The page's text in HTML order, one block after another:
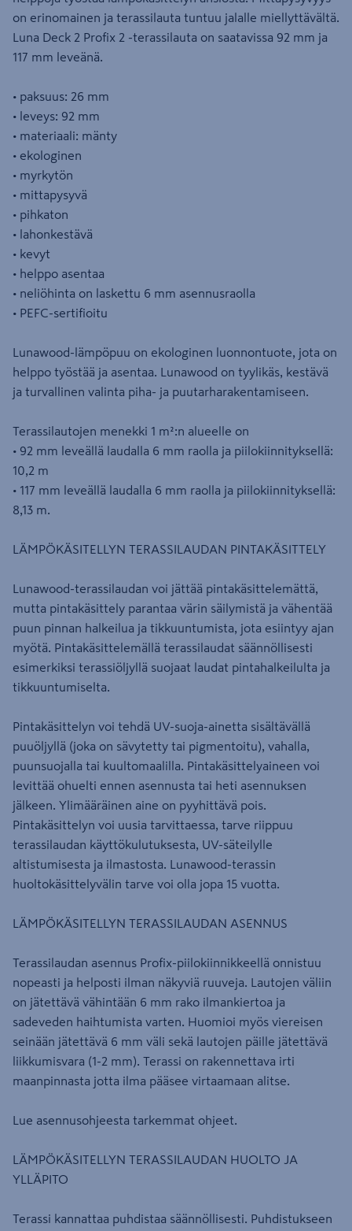
on erinomainen ja terassilauta tuntuu jalalle miellyttävältä.
Luna Deck 2 Profix 2 -terassilauta on saatavissa 92 mm ja
117 mm leveänä.
• paksuus: 26 mm
• leveys: 92 mm
• materiaali: mänty
• ekologinen
• myrkytön
• mittapysyvä
• pihkaton
• lahonkestävä
• kevyt
• helppo asentaa
• neliöhinta on laskettu 6 mm asennusraolla
• PEFC-sertifioitu
Lunawood-lämpöpuu on ekologinen luonnontuote, jota on
helppo työstää ja asentaa. Lunawood on tyylikäs, kestävä
ja turvallinen valinta piha- ja puutarharakentamiseen.
Terassilautojen menekki 1 m²:n alueelle on
• 92 mm leveällä laudalla 6 mm raolla ja piilokiinnityksellä:
10,2 m
• 117 mm leveällä laudalla 6 mm raolla ja piilokiinnityksellä:
8,13 m.
LÄMPÖKÄSITELLYN TERASSILAUDAN PINTAKÄSITTELY
Lunawood-terassilaudan voi jättää pintakäsittelemättä,
mutta pintakäsittely parantaa värin säilymistä ja vähentää
puun pinnan halkeilua ja tikkuuntumista, jota esiintyy ajan
myötä. Pintakäsittelemällä terassilaudat säännöllisesti
esimerkiksi terassiöljyllä suojaat laudat pintahalkeilulta ja
tikkuuntumiselta.
Pintakäsittelyn voi tehdä UV-suoja-ainetta sisältävällä
puuöljyllä (joka on sävytetty tai pigmentoitu), vahalla,
puunsuojalla tai kuultomaalilla. Pintakäsittelyaineen voi
levittää ohuelti ennen asennusta tai heti asennuksen
jälkeen. Ylimääräinen aine on pyyhittävä pois.
Pintakäsittelyn voi uusia tarvittaessa, tarve riippuu
terassilaudan käyttökulutuksesta, UV-säteilylle
altistumisesta ja ilmastosta. Lunawood-terassin
huoltokäsittelyvälin tarve voi olla jopa 15 vuotta.
LÄMPÖKÄSITELLYN TERASSILAUDAN ASENNUS
Terassilaudan asennus Profix-piilokiinnikkeellä onnistuu
nopeasti ja helposti ilman näkyviä ruuveja. Lautojen väliin
on jätettävä vähintään 6 mm rako ilmankiertoa ja
sadeveden haihtumista varten. Huomioi myös viereisen
seinään jätettävä 6 mm väli sekä lautojen päille jätettävä
liikkumisvara (1-2 mm). Terassi on rakennettava irti
maanpinnasta jotta ilma pääsee virtaamaan alitse.
Lue asennusohjeesta tarkemmat ohjeet.
LÄMPÖKÄSITELLYN TERASSILAUDAN HUOLTO JA
YLLÄPITO
Terassi kannattaa puhdistaa säännöllisesti. Puhdistukseen